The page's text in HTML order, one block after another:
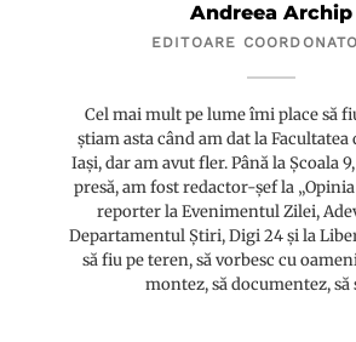
Andreea Archip
EDITOARE
Cel mai mult pe lume îmi place să
știam asta când am dat la Facultatea
Iași, dar am avut fler. Până la Școala
presă, am fost redactor-șef la „Opinia
reporter la Evenimentul Zilei,
Departamentul Știri, Digi 24 și la
să fiu pe teren, să vorbesc cu
montez, să documentez, să